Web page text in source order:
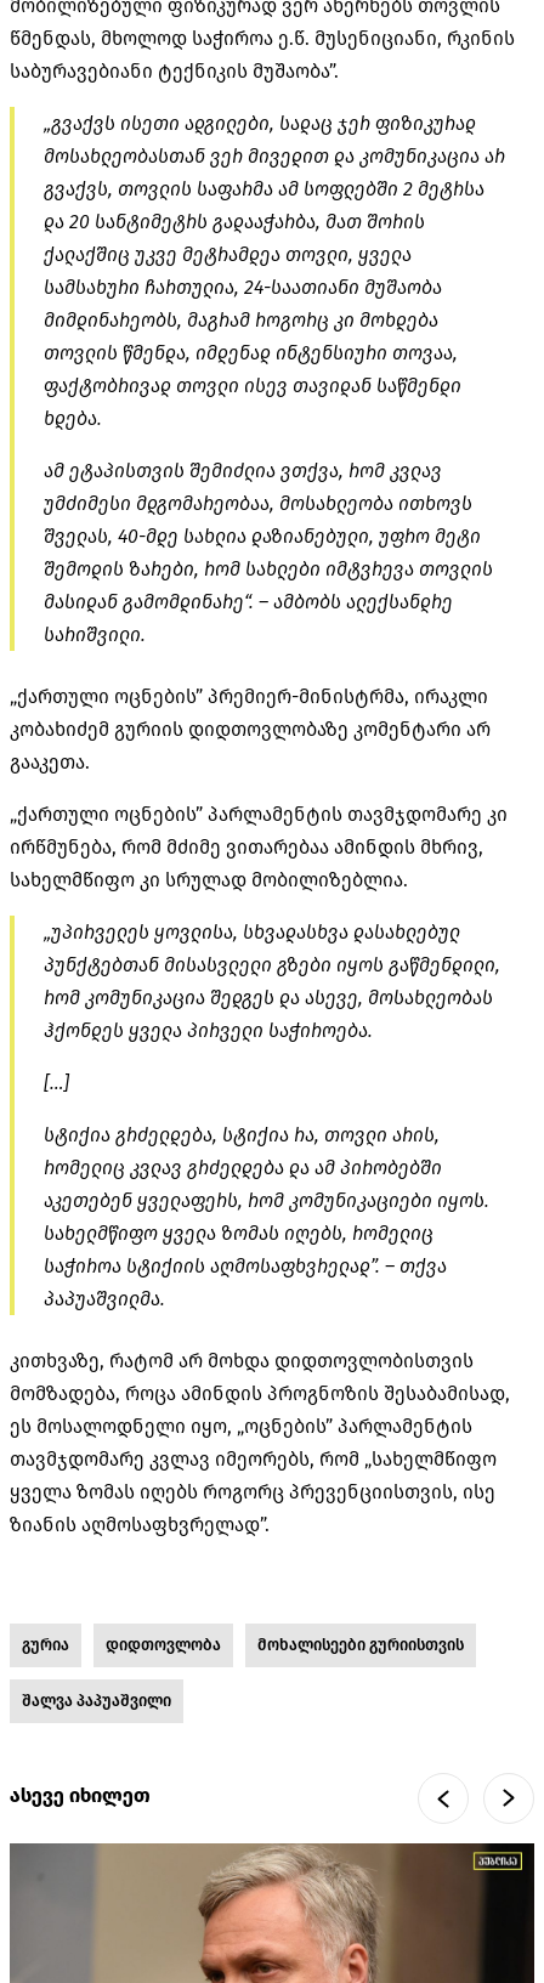
მობილიზებული ფიზიკურად ვერ ახერხებს თოვლის
წმენდას, მხოლოდ საჭიროა ე.წ. მუსენიციანი, რკინის
საბურავებიანი ტექნიკის მუშაობა”.
„გვაქვს ისეთი ადგილები, სადაც ჯერ ფიზიკურად
მოსახლეობასთან ვერ მივედით და კომუნიკაცია არ
გვაქვს, თოვლის საფარმა ამ სოფლებში 2 მეტრსა
და 20 სანტიმეტრს გადააჭარბა, მათ შორის
ქალაქშიც უკვე მეტრამდეა თოვლი, ყველა
სამსახური ჩართულია, 24-საათიანი მუშაობა
მიმდინარეობს, მაგრამ როგორც კი მოხდება
თოვლის წმენდა, იმდენად ინტენსიური თოვაა,
ფაქტობრივად თოვლი ისევ თავიდან საწმენდი
ხდება.
ამ ეტაპისთვის შემიძლია ვთქვა, რომ კვლავ
უმძიმესი მდგომარეობაა, მოსახლეობა ითხოვს
შველას, 40-მდე სახლია დაზიანებული, უფრო მეტი
შემოდის ზარები, რომ სახლები იმტვრევა თოვლის
მასიდან გამომდინარე“. – ამბობს ალექსანდრე
სარიშვილი.
„ქართული ოცნების” პრემიერ-მინისტრმა, ირაკლი
კობახიძემ გურიის დიდთოვლობაზე კომენტარი არ
გააკეთა.
„ქართული ოცნების” პარლამენტის თავმჯდომარე კი
ირწმუნება, რომ მძიმე ვითარებაა ამინდის მხრივ,
სახელმწიფო კი სრულად მობილიზებლია.
„უპირველეს ყოვლისა, სხვადასხვა დასახლებულ
პუნქტებთან მისასვლელი გზები იყოს გაწმენდილი,
რომ კომუნიკაცია შედგეს და ასევე, მოსახლეობას
ჰქონდეს ყველა პირველი საჭიროება.
[…]
სტიქია გრძელდება, სტიქია რა, თოვლი არის,
რომელიც კვლავ გრძელდება და ამ პირობებში
აკეთებენ ყველაფერს, რომ კომუნიკაციები იყოს.
სახელმწიფო ყველა ზომას იღებს, რომელიც
საჭიროა სტიქიის აღმოსაფხვრელად”. – თქვა
პაპუაშვილმა.
კითხვაზე, რატომ არ მოხდა დიდთოვლობისთვის
მომზადება, როცა ამინდის პროგნოზის შესაბამისად,
ეს მოსალოდნელი იყო, „ოცნების” პარლამენტის
თავმჯდომარე კვლავ იმეორებს, რომ „სახელმწიფო
ყველა ზომას იღებს როგორც პრევენციისთვის, ისე
ზიანის აღმოსაფხვრელად”.
გურია დიდთოვლობა მოხალისეები გურიისთვის
შალვა პაპუაშვილი
ასევე იხილეთ